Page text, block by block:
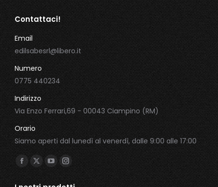
Contattaci!
Email
edilsabesrl@libero.it
Numero
0775 440234
Indirizzo
Via Enzo Ferrari,69 - 00043 Ciampino (RM)
Orario
Siamo aperti dal lunedì al venerdì, dalle 9:00 alle 17:00
Ci puoi trovare su:
Facebook
page
X
page
YouTube
page
Instagram
page